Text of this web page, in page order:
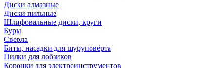
Диски алмазные
Диски пильные
Шлифовальные диски, круги
Буры
Сверла
Биты, насадки для шуруповёрта
Пилки для лобзиков
Коронки для электроинструментов